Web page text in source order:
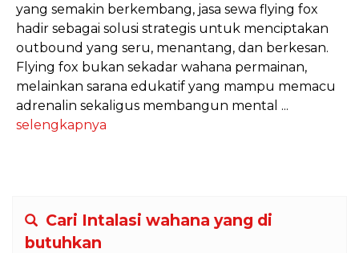
yang semakin berkembang, jasa sewa flying fox
hadir sebagai solusi strategis untuk menciptakan
outbound yang seru, menantang, dan berkesan.
Flying fox bukan sekadar wahana permainan,
melainkan sarana edukatif yang mampu memacu
adrenalin sekaligus membangun mental ...
selengkapnya
Cari Intalasi wahana yang di
butuhkan